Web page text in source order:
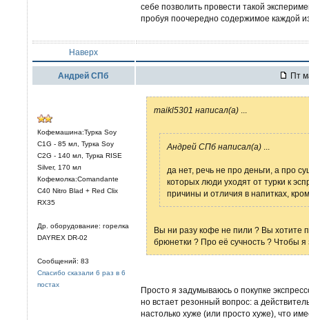
себе позволить провести такой
пробуя поочередно содержимое каждой
Наверх
Андрей СПб Пт
Кофемашина:Турка Soy
C1G - 85 мл, Турка Soy
C2G - 140 мл, Турка RISE
Silver, 170 мл
Кофемолка:Comandante
C40 Nitro Blad + Red Clix
RX35
Др. оборудование: горелка
DAYREX DR-02
Сообщений: 83
Спасибо сказали 6 раз в 6
постах
maikl5301 написал(а)
Андрей СПб написал(а)
да нет, речь не про деньги, а про
которых люди уходят от турки к
причины и отличия в напитках,
Вы ни разу кофе не пили ? Вы хотите
брюнетки ? Про её сучность ? Чтобы
Просто я задумываюсь о покупке
но встает резонный вопрос: а
настолько хуже (или просто хуже), что